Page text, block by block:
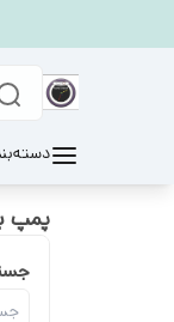
پمپ